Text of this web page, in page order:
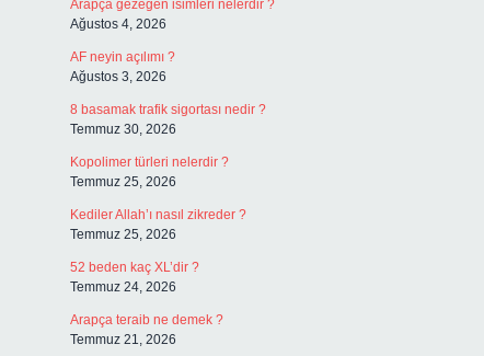
Arapça gezegen isimleri nelerdir ?
Ağustos 4, 2026
AF neyin açılımı ?
Ağustos 3, 2026
8 basamak trafik sigortası nedir ?
Temmuz 30, 2026
Kopolimer türleri nelerdir ?
Temmuz 25, 2026
Kediler Allah’ı nasıl zikreder ?
Temmuz 25, 2026
52 beden kaç XL’dir ?
Temmuz 24, 2026
Arapça teraib ne demek ?
Temmuz 21, 2026